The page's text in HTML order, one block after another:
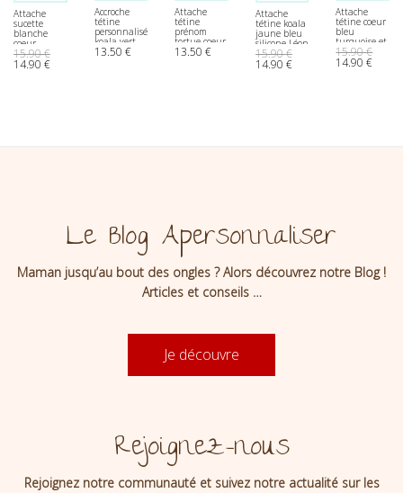
Attache
sucette
blanche
coeur
prénom
hexagone
15.90€
Le prix initial était : 15.90 €.
14.90 €Le prix actuel est : 14.90 €.
Accroche
tétine
personnalisée
koala vert
coeur rose
13.50 €
Attache
tétine
prénom
tortue coeur
rose fushia
13.50€
Attache
tétine koala
jaune bleu
silicone Léon
15.90€
Le prix initial était : 15.90 €.
14.90 €Le prix actuel est :
Attache
tétine coeur
bleu
turquoise et
gris
personnalisée
15.90€
Le prix initial
14.90€Le
Le Blog Apersonnaliser
Maman jusqu’au bout des ongles ? Alors découvrez notre Blog !
Articles et conseils …
Je découvre
Rejoignez-nous
Rejoignez notre communauté et suivez notre actualité sur les